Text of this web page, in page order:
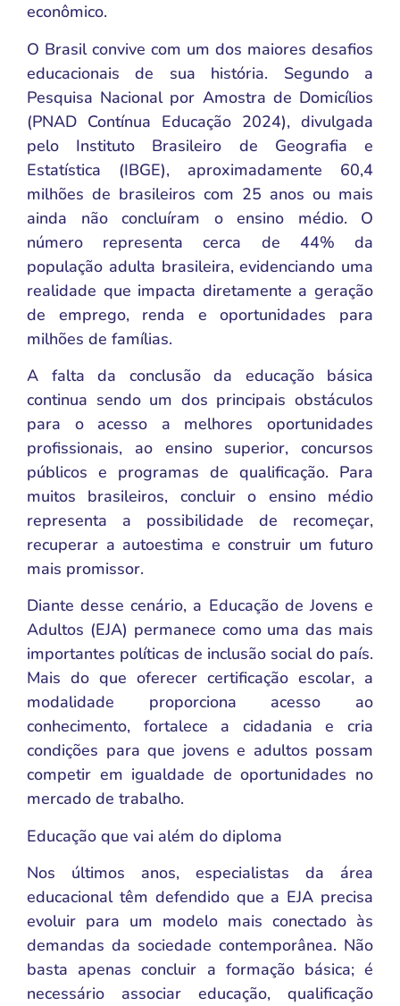
econômico.
O Brasil convive com um dos maiores desafios
educacionais de sua história. Segundo a
Pesquisa Nacional por Amostra de Domicílios
(PNAD Contínua Educação 2024), divulgada
pelo Instituto Brasileiro de Geografia e
Estatística (IBGE), aproximadamente 60,4
milhões de brasileiros com 25 anos ou mais
ainda não concluíram o ensino médio. O
número representa cerca de 44% da
população adulta brasileira, evidenciando uma
realidade que impacta diretamente a geração
de emprego, renda e oportunidades para
milhões de famílias.
A falta da conclusão da educação básica
continua sendo um dos principais obstáculos
para o acesso a melhores oportunidades
profissionais, ao ensino superior, concursos
públicos e programas de qualificação. Para
muitos brasileiros, concluir o ensino médio
representa a possibilidade de recomeçar,
recuperar a autoestima e construir um futuro
mais promissor.
Diante desse cenário, a Educação de Jovens e
Adultos (EJA) permanece como uma das mais
importantes políticas de inclusão social do país.
Mais do que oferecer certificação escolar, a
modalidade proporciona acesso ao
conhecimento, fortalece a cidadania e cria
condições para que jovens e adultos possam
competir em igualdade de oportunidades no
mercado de trabalho.
Educação que vai além do diploma
Nos últimos anos, especialistas da área
educacional têm defendido que a EJA precisa
evoluir para um modelo mais conectado às
demandas da sociedade contemporânea. Não
basta apenas concluir a formação básica; é
necessário associar educação, qualificação